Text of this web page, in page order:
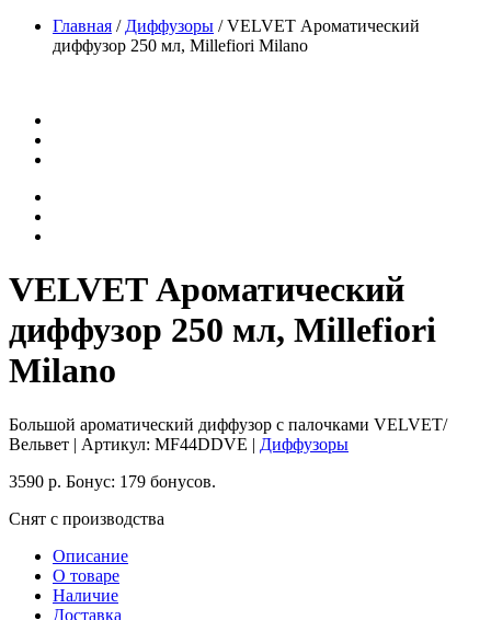
Главная / Диффузоры /VELVET Ароматический
диффузор 250 мл, Millefiori Milano
VELVET Ароматический
диффузор 250 мл, Millefiori
Milano
Большой ароматический диффузор с палочками VELVET/
Вельвет | Артикул: MF44DDVE | Диффузоры
3590 р. Бонус: 179 бонусов.
Снят с производства
Описание
О товаре
Наличие
Доставка